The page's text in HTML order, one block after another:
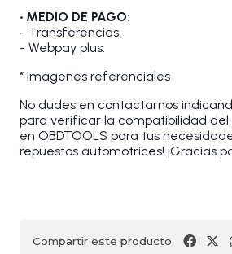
• MEDIO DE PAGO:
- Transferencias.
- Webpay plus.
* Imágenes referenciales
No dudes en contactarnos
para verificar la compatibilidad del
en OBDTOOLS para tus
repuestos automotrices! ¡Gracias
Compartir este producto